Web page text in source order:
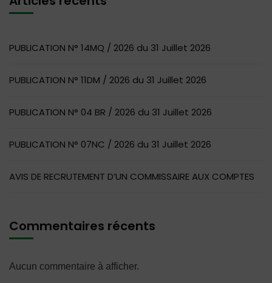
PUBLICATION N° 14MQ / 2026 du 31 Juillet 2026
PUBLICATION N° 11DM / 2026 du 31 Juillet 2026
PUBLICATION N° 04 BR / 2026 du 31 Juillet 2026
PUBLICATION N° 07NC / 2026 du 31 Juillet 2026
AVIS DE RECRUTEMENT D’UN COMMISSAIRE AUX COMPTES
Commentaires récents
Aucun commentaire à afficher.